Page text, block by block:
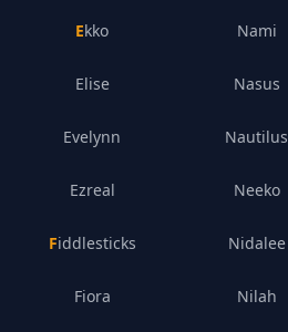
Ekko
Elise
Evelynn
Ezreal
Fiddlesticks
Fiora
Nami
Nasus
Nautilus
Neeko
Nidalee
Nilah